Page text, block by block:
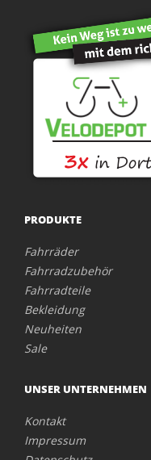
PRODUKTE
Fahrräder
Fahrradzubehör
Fahrradteile
Bekleidung
Neuheiten
Sale
UNSER UNTERNEHMEN
Kontakt
Impressum